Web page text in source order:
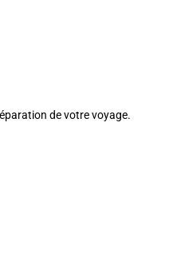
de votre voyage.